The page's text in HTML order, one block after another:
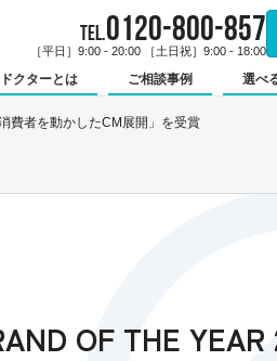
TEL. 0120-800-857
［平日］9:00 - 20:00 ［土日祝］9:00 - 18:00
クターとは ご相談事例 選べ
費者を動かしたCM展開」を受賞
OF THE YEAR